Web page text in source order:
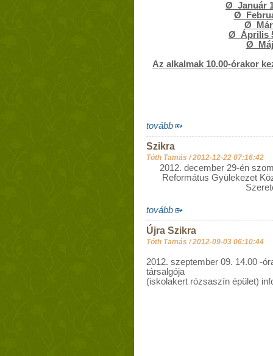
Ø Január
Ø
Ø
Ø Április
Ø
Az alkalmak 10.00-órakor
tovább
Szikra
Tóth Tamás /2012-12-22 07:16:42
2012. december 29-én
Református Gyülekezet
tovább
Újra Szikra
Tóth Tamás /2012-09-03 06:10:44
2012. szeptember 09. 14.00 -
társalgója
(iskolakert rózsaszín épület)